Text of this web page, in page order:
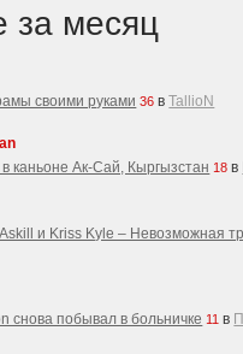
за месяц
своими руками 36 вTallioN
каньоне Ак-Cай, Кыргызстан 18 в
и Kriss Kyle – Невозможная
снова побывал в больничке 11 в